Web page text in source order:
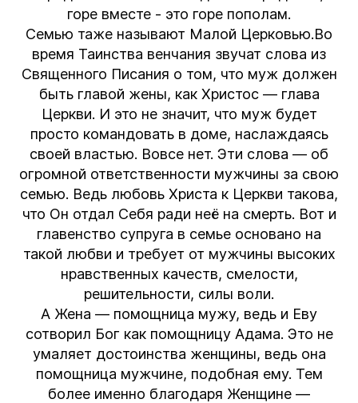
горе вместе - это горе пополам.
Семью таже называют Малой Церковью.Во
время Таинства венчания звучат слова из
Священного Писания о том, что муж должен
быть главой жены, как Христос — глава
Церкви. И это не значит, что муж будет
просто командовать в доме, наслаждаясь
своей властью. Вовсе нет. Эти слова — об
огромной ответственности мужчины за свою
семью. Ведь любовь Христа к Церкви такова,
что Он отдал Себя ради неё на смерть. Вот и
главенство супруга в семье основано на
такой любви и требует от мужчины высоких
нравственных качеств, смелости,
решительности, силы воли.
А Жена — помощница мужу, ведь и Еву
сотворил Бог как помощницу Адама. Это не
умаляет достоинства женщины, ведь она
помощница мужчине, подобная ему. Тем
более именно благодаря Женщине —